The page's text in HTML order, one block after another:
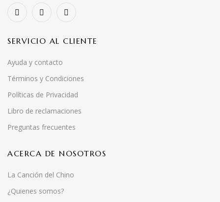
SERVICIO AL CLIENTE
Ayuda y contacto
Términos y Condiciones
Políticas de Privacidad
Libro de reclamaciones
Preguntas frecuentes
ACERCA DE NOSOTROS
La Canción del Chino
¿Quienes somos?